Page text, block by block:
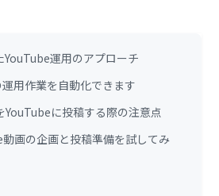
運用のアプローチ
用作業を自動化できます
YouTubeに投稿する際の注意点
画の企画と投稿準備を試してみ